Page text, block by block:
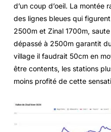
d’un coup d’oeil. La montée
des lignes bleues qui
2500m et Zinal 1700m,
dépassé à 2500m garantit
village il faudrait 50cm en
être contents, les stations
moins profité de cette